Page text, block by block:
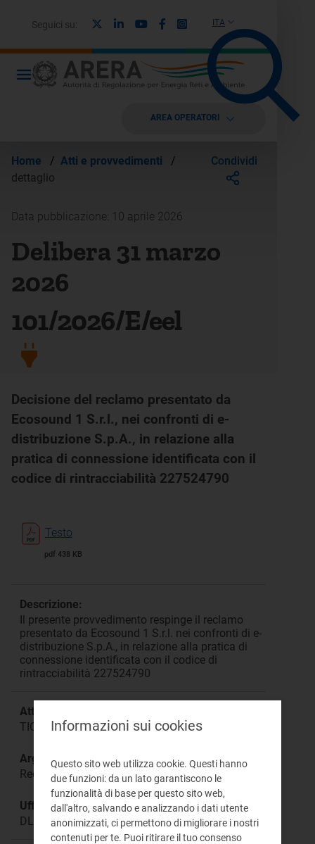
ITA
Seguici su: LinkedinYoutubeFacebook
Instagram
AREA OPERATORI
Home / Atti e provvedimenti
/
dettaglio
Condividi
Data pubblicazione: 10 aprile 2026
Delibera 31 marzo
2026
101/2026/E/eel
Decisione del reclamo presentato da
Ecosound 1 S.r.l., nei confronti di e-
distribuzione S.p.A., in relazione alla
pratica di connessione identificata con il
codice di rintracciabilità 227524790
Testo
pdf 438 KB
Descrizione:
Il presente provvedimento respinge il reclamo
presentato da Ecosound 1 S.r.l. nei confronti di e-
distribuzione S.p.A., in relazione alla pratica di
connessione identificata con il codice di
rintracciabilità 227524790
Attività:
TICA
Argomento:
Reclamo pratica connessione
Ufficio responsabile:
DLEG
Informazioni sui cookies
Questo sito web utilizza cookie. Questi hanno
due funzioni: da un lato garantiscono le
funzionalità di base per questo sito web,
dall'altro, salvando e analizzando i dati utente
anonimizzati, ci permettono di migliorare i nostri
contenuti per te. Puoi ritirare il tuo consenso